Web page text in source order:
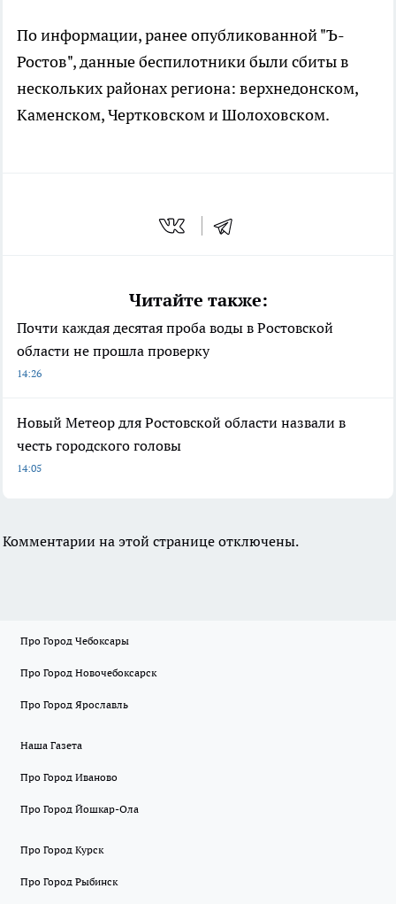
По информации, ранее опубликованной "Ъ-
Ростов", данные беспилотники были сбиты в
нескольких районах региона: верхнедонском,
Каменском, Чертковском и Шолоховском.
Читайте также:
Почти каждая десятая проба воды в Ростовской
области не прошла проверку
14:26
Новый Метеор для Ростовской области назвали в
честь городского головы
14:05
Комментарии на этой странице отключены.
Про Город Чебоксары
Про Город Новочебоксарск
Про Город Ярославль
Наша Газета
Про Город Иваново
Про Город Йошкар-Ола
Про Город Курск
Про Город Рыбинск